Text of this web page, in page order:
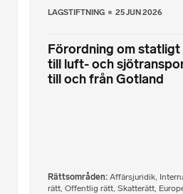
LAGSTIFTNING 25 JUN 2026
Förordning om
till luft- och
till och från Gotland
Rättsområden Affärsjuridik
rätt Offentlig rätt Skatterätt